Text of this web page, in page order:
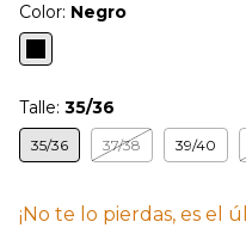
Color: Negro
Talle: 35/36
35/36 37/38 39/40
¡No te lo pierdas, es el